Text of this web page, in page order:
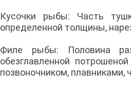
Кусочки рыбы: Часть
определенной толщины,
Филе рыбы: Половина
обезглавленной
позвоночником, плавниками,